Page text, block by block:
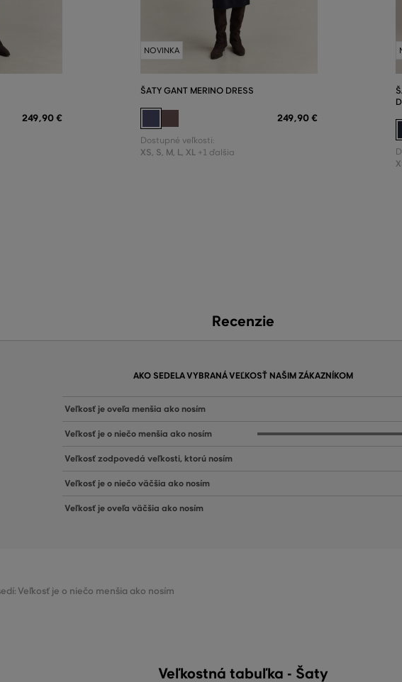
249,90 €
NOVINKA
ŠATY GANT MERINO DRESS
249,90 €
Dostupné veľkosti:
XS, S, M, L, XL +1 ďalšia
Recenzie
AKO SEDELA VYBRANÁ VEĽKOSŤ NAŠIM ZÁKAZNÍKOM
Veľkosť je oveľa menšia ako nosím
Veľkosť je o niečo menšia ako nosím
Veľkosť zodpovedá veľkosti, ktorú nosím
Veľkosť je o niečo väčšia ako nosím
Veľkosť je oveľa väčšia ako nosím
Veľkosť je o niečo menšia ako nosím
Veľkostná tabuľka - Šaty